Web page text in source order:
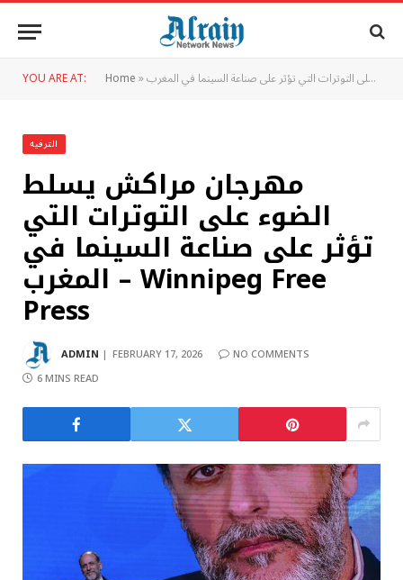
YOU ARE AT: Home»
الترفيه
مهرجان مراكش يسلط
الضوء على التوترات التي
تؤثر على صناعة السينما في
المغرب – Winnipeg Free
Press
ADMIN FEBRUARY 17, 2026
NO COMMENTS
6 MINS READ